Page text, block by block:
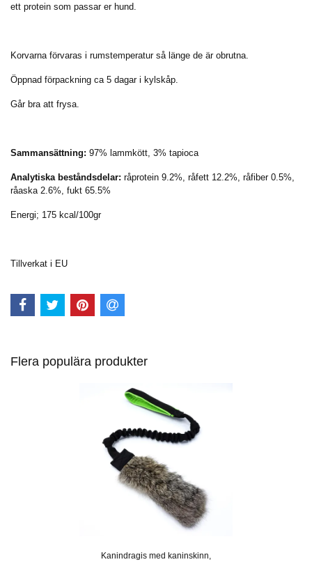
ett protein som passar er hund.
Korvarna förvaras i rumstemperatur så länge de är obrutna.
Öppnad förpackning ca 5 dagar i kylskåp.
Går bra att frysa.
Sammansättning: 97% lammkött, 3% tapioca
Analytiska beståndsde lar: råprotein 9.2%, råfett 12.2%, råfiber 0.5%,
råaska 2.6%, fukt 65.5%
Energi; 175 kcal/100gr
Tillverkat i EU
Flera populära produkter
Kanindragis med kaninskinn,